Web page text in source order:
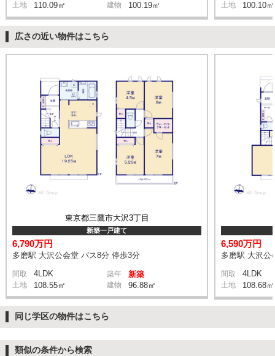
土地 110.09㎡ 建物 100.19㎡ 土地 100.10㎡
広さの近い物件はこちら
東京都三鷹市大沢3丁目
新築一戸建て
6,790万円
多磨駅 大沢公会堂 バス8分 停歩3分
間取 4LDK 築年 新築
土地 108.55㎡ 建物 96.88㎡
6,590万円
多磨駅 大沢公
間取 4LDK
土地 108.68㎡
同じ学区の物件はこちら
類似の条件から検索